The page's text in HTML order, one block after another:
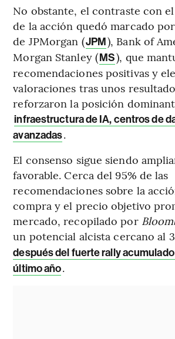
No obstante, el contraste con
de la acción quedó marcado
de JPMorgan (JPM), Bank of
Morgan Stanley (MS), que
recomendaciones positivas y
valoraciones tras unos
reforzaron la posición
infraestructura de IA, centros de
avanzadas.
El consenso sigue siendo
favorable. Cerca del 95% de las
recomendaciones sobre la
compra y el precio objetivo
mercado, recopilado por
un potencial alcista cercano al
después del fuerte rally
último año.